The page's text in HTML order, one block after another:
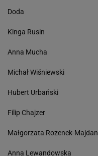
Doda
Kinga Rusin
Anna Mucha
Michał Wiśniewski
Hubert Urbański
Filip Chajzer
Małgorzata Rozenek-Majdan
Anna Lewandowska